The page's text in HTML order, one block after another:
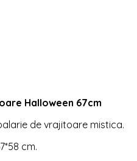
Halloween 67cm
de vrajitoare mistica.
cm.